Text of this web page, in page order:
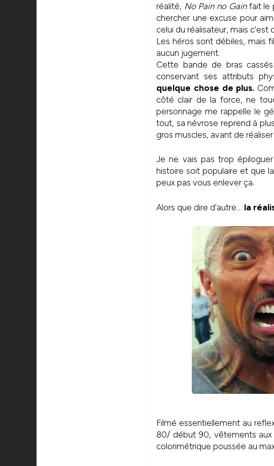
réalité, No Pain no Gainfait le
chercher une excuse pour
celui du réalisateur, mais
Les héros sont débiles, mais
aucun jugement.
Cette bande de bras
conservant ses attributs
quelque chose de plus.
côté clair de la force, ne
personnage me rappelle le
tout, sa névrose reprend à
gros muscles, avant de
Je ne vais pas trop
histoire soit populaire et que
peux pas vous enlever ça.
Alors que dire d’autre… la
Filmé essentiellement au
80/ début 90, vêtements aux
colorimétrique poussée au